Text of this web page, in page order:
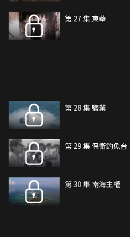
第 27 集 東華
第 28 集 鹽業
第 29 集 保衛釣魚台
第 30 集 南海主權